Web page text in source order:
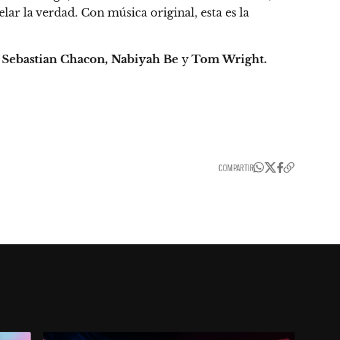
la verdad. Con música original, esta es la
Chacon, Nabiyah Be yTom Wright.
COMPARTIR